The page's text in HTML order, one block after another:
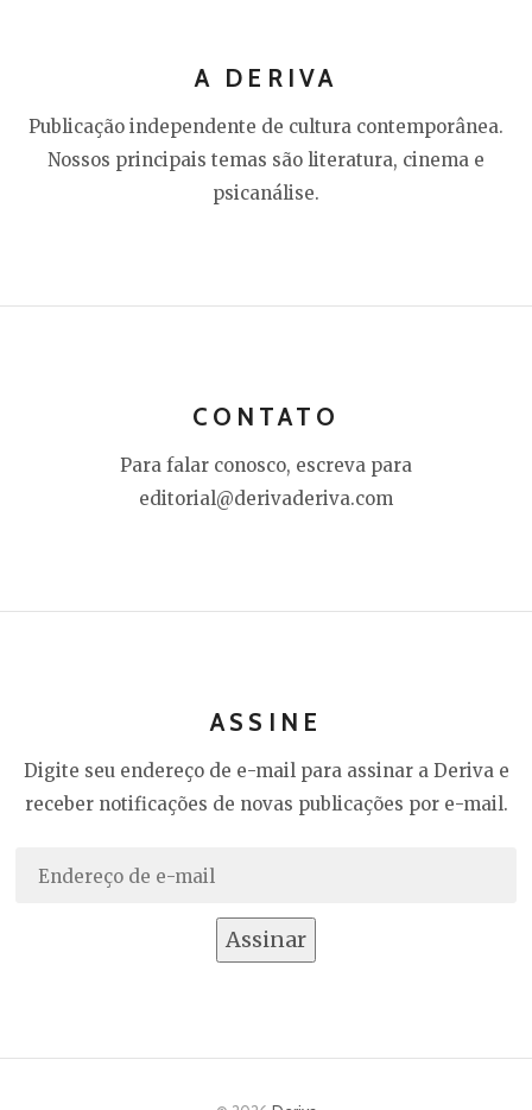
A DERIVA
Publicação independente de cultura contemporânea.
Nossos principais temas são literatura, cinema e
psicanálise.
CONTATO
Para falar conosco, escreva para
editorial@derivaderiva.com
ASSINE
Digite seu endereço de e-mail para assinar a Deriva e
receber notificações de novas publicações por e-mail.
Endereço
Assinar